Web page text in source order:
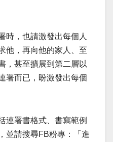
時，也請激發出每個人
他，再向他的家人、至
，甚至擴展到第二層以
署而已，盼激發出每個
連署書格式、書寫範例
並請搜尋FB粉專：「進